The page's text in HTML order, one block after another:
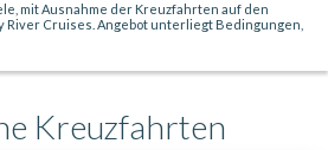
mit Ausnahme der Kreuzfahrten auf den
River Cruises. Angebot unterliegt Bedingungen,
Kreuzfahrten